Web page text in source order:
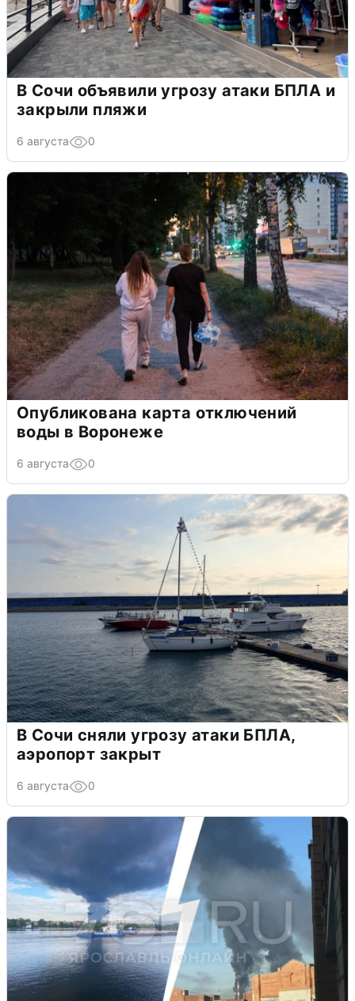
В Сочи объявили угрозу атаки БПЛА и
закрыли пляжи
6 августа 0
Опубликована карта отключений
воды в Воронеже
6 августа 0
В Сочи сняли угрозу атаки БПЛА,
аэропорт закрыт
6 августа 0